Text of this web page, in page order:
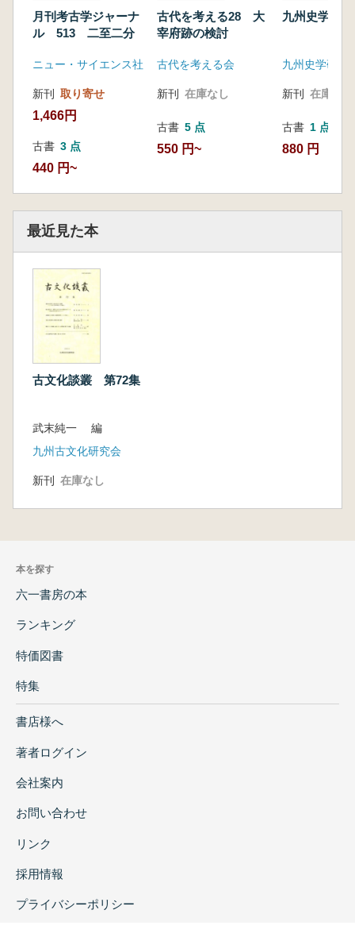
月刊考古学ジャーナ
ル 513 二至二分
ニュー・サイエンス社
新刊 取り寄せ
1,466円
古書 3 点
440 円~
古代を考える28 大
宰府跡の検討
古代を考える会
新刊 在庫なし
古書 5 点
550 円~
九州史学
九州史学研究
新刊 在庫なし
古書 1 点
880 円
最近見た本
古文化談叢 第72集
武末純一 編
九州古文化研究会
新刊 在庫なし
本を探す
六一書房の本
ランキング
特価図書
特集
書店様へ
著者ログイン
会社案内
お問い合わせ
リンク
採用情報
プライバシーポリシー